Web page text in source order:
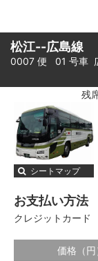
松江--広島線
0007 便 01 号車
残
シートマップ
お支払い方法
クレジットカード
価格（円